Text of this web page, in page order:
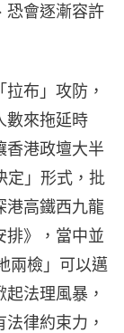
恐會逐漸容許
布」攻防，
數來拖延時
香港政壇大半
定」形式，批
港高鐵西九龍
排》，當中並
兩檢」可以邁
法理風暴，
律約束力，